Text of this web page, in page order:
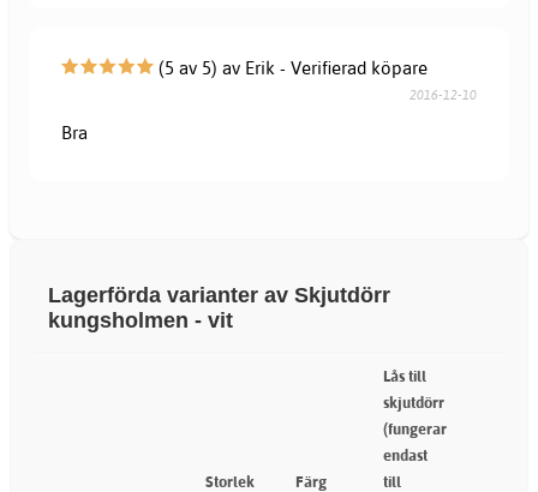
(5 av 5) av Erik - Verifierad köpare
2016-12-10
Bra
Lagerförda varianter av Skjutdörr
kungsholmen - vit
Storlek
Färg
Lås till
skjutdörr
(fungerar
endast
till